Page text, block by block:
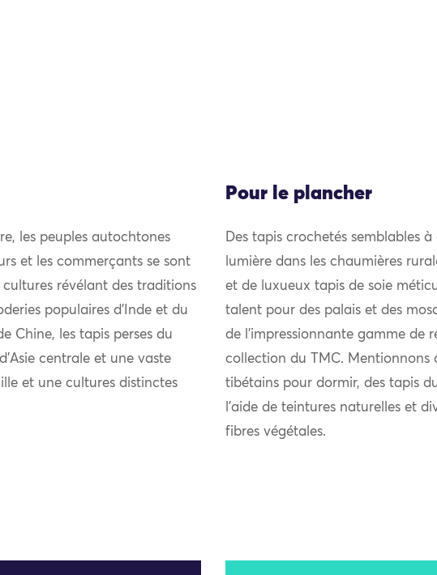
les peuples autochtones
et les commerçants se sont
révélant des traditions
populaires d’Inde et du
Chine, les tapis perses du
centrale et une vaste
et une cultures distinctes
Pour le plancher
Des tapis crochetés semblables
lumière dans les chaumières
et de luxueux tapis de soie
talent pour des palais et des
de l’impressionnante gamme de
collection du TMC. Mentionnons
tibétains pour dormir, des tapis
l’aide de teintures naturelles et
fibres végétales.